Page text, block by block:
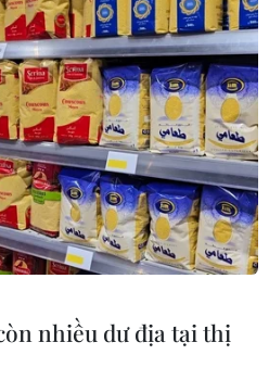
MỤC
nhiều dư địa tại thị